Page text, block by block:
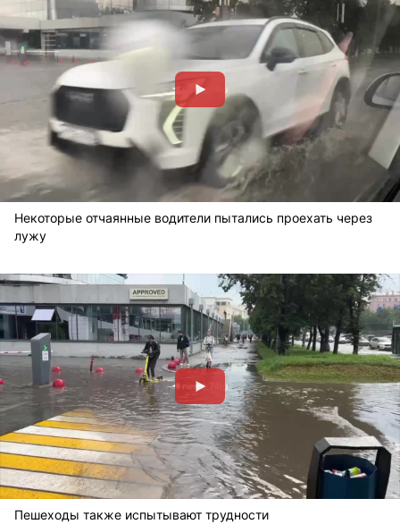
Некоторые отчаянные водители пытались проехать через
лужу
Пешеходы также испытывают трудности